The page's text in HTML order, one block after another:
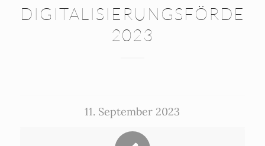
2023
11. September 2023